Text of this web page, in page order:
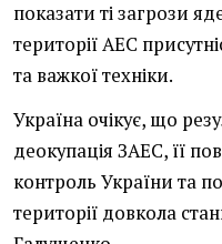
показати ті загрози
території АЕС
та важкої техніки.
Україна очікує, що
деокупація ЗАЕС, її
контроль України та
території довкола